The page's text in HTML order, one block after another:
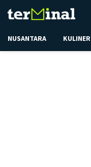
NUSANTARA KULINER